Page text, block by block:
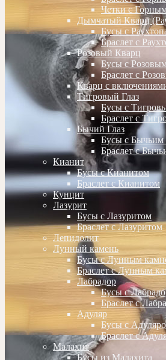
Четки с
Дымчатый Кварц
Бусы с
Браслет с
Розовый Кварц
Бусы с
Браслет с
Кварц с
Тигровый Глаз
Бусы с
Браслет с
Бычий Глаз
Бусы с Бычьим
Браслет с
Кианит
Бусы с Кианитом
Браслет с Кианитом
Кунцит
Лазурит
Бусы с Лазуритом
Браслет с Лазуритом
Лепидолит
Лунный камень
Бусы с Лунным
Браслет с Лунным
Лабрадор
Бусы с
Браслет с
Адуляр
Бусы с
Браслет с
Малахит
Бусы из Малахита